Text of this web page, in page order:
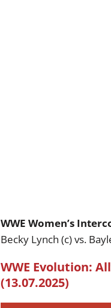
WWE Women’s
Becky Lynch (c) vs.
WWE Evolution:
(13.07.2025)